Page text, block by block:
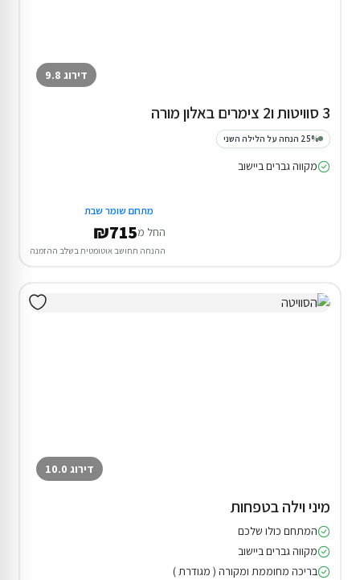
דירוג 9.8
3 סוויטות ו2 צימרים באלון מורה
25% הנחה על הלילה השני
מקווה גברים ביישוב
מתחם שומר שבת
החל מ₪715
ההנחה תחושב אוטומטית בשלב ההזמנה
דירוג 10.0
מיני וילה בטפחות
המתחם כולו שלכם
מקווה גברים ביישוב
בריכה מחוממת ומקורה ( מגודרת )